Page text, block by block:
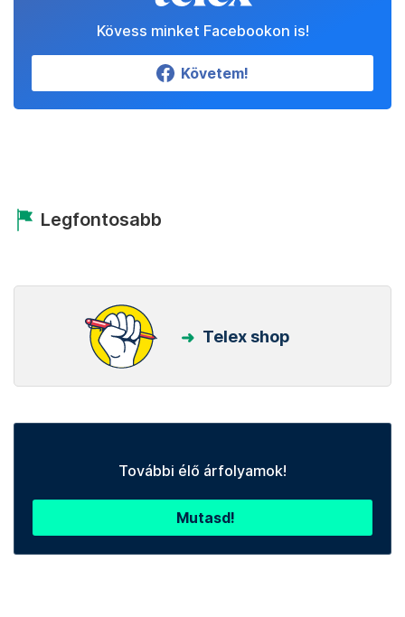
Kövess minket Facebookon is!
Követem!
Legfontosabb
Telex shop
További élő árfolyamok!
Mutasd!